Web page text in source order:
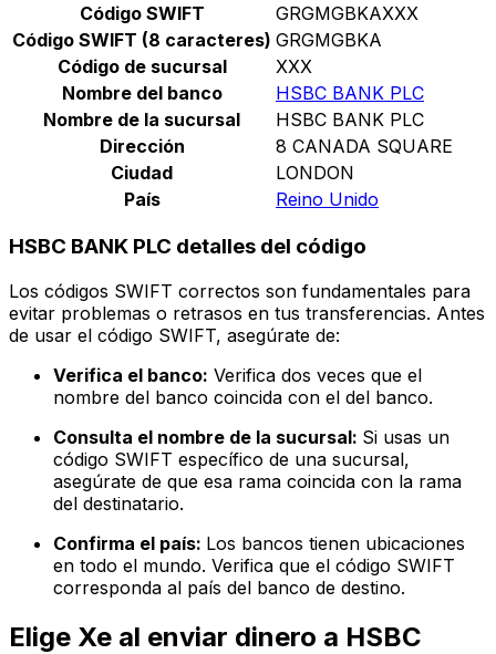
Código SWIFT
GRGMGBKAXXX
Código SWIFT (8 caracteres) GRGMGBKA
Código de sucursal
XXX
Nombre del banco
HSBC BANK PLC
Nombre de la sucursal
HSBC BANK PLC
Dirección
8 CANADA SQUARE
Ciudad
LONDON
País
Reino Unido
HSBC BANK PLC detalles del código
Los códigos SWIFT correctos son fundamentales para
evitar problemas o retrasos en tus transferencias. Antes
de usar el código SWIFT, asegúrate de:
Verifica el banco: Verifica dos veces que el
nombre del banco coincida con el del banco.
Consulta el nombre de la sucursal: Si usas un
código SWIFT específico de una sucursal,
asegúrate de que esa rama coincida con la rama
del destinatario.
Confirma el país: Los bancos tienen ubicaciones
en todo el mundo. Verifica que el código SWIFT
corresponda al país del banco de destino.
Elige Xe al enviar dinero a HSBC